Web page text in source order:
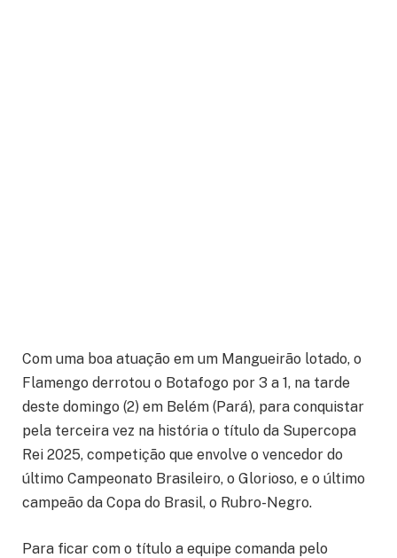
Com uma boa atuação em um Mangueirão lotado, o
Flamengo derrotou o Botafogo por 3 a 1, na tarde
deste domingo (2) em Belém (Pará), para conquistar
pela terceira vez na história o título da Supercopa
Rei 2025, competição que envolve o vencedor do
último Campeonato Brasileiro, o Glorioso, e o último
campeão da Copa do Brasil, o Rubro-Negro.
Para ficar com o título a equipe comanda pelo